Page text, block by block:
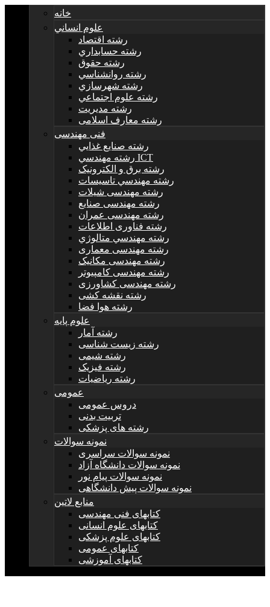
خانه
علوم انساني
رشته اقتصاد
رشته حسابداري
رشته حقوق
رشته روانشناسي
رشته شهرسازي
رشته علوم اجتماعي
رشته مديريت
رشته معارف اسلامی
فنی مهندسی
رشته صنايع غذايي
رشته مهندسي ICT
رشته برق و الکترونيک
رشته مهندسي تاسيسات
رشته مهندسی شیلات
رشته مهندسی صنایع
رشته مهندسی عمران
رشته فناوری اطلاعات
رشته مهندسي متالوژي
رشته مهندسی معماری
رشته مهندسی مکانیک
رشته مهندسی کامپیوتر
رشته مهندسی کشاورزی
رشته نقشه کشی
رشته هوا فضا
علوم پایه
رشته آمار
رشته زیست شناسی
رشته شیمی
رشته فیزیک
رشته ریاضیات
عمومی
دروس عمومی
تربیت بدنی
رشته های پزشکی
نمونه سوالات
نمونه سوالات سراسری
نمونه سوالات دانشگاه آزاد
نمونه سوالات پیام نور
نمونه سوالات پیش دانشگاهی
منابع لاتین
کتابهای فنی مهندسی
کتابهای علوم انسانی
کتابهای علوم پزشکی
کتابهای عمومی
کتابهای آموزشی